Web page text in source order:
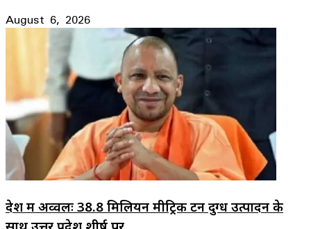
August 6, 2026
देश में अव्वलः 38.8 मिलियन मीट्रिक टन दुग्ध उत्पादन के